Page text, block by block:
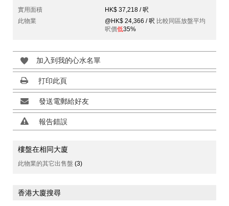
實用面積
HK$ 37,218 / 呎
此物業
@HK$ 24,366 / 呎 比較同區放盤平均
呎價低35%
加入到我的心水名單
打印此頁
發送電郵給好友
報告錯誤
樓盤在相同大廈
此物業的其它出售盤 (3)
香港大廈搜尋